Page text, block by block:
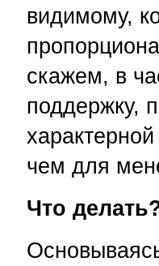
видимому,
скажем, в
поддержку,
чем для
Что